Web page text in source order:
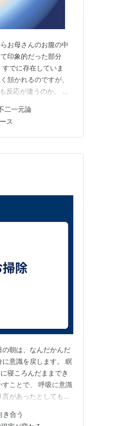
お母さんのお腹の中
印象的だった部分
でに存在していま
頷かれるのですが、
反応が違うのか。 強
ょうか。 答えは過去
二一元論
ス
朝は、なんだかんだ
意識を戻します。 瞑
寝ころんだままでき
ことで、 呼吸に意識
があったとしても
ションとは、ネット
き合う